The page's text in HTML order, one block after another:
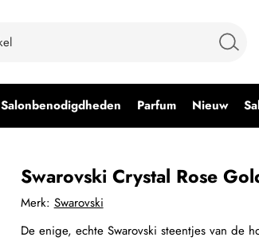
Salonbenodigdheden Parfum Nieuw
Swarovski Crystal Rose
Merk: Swarovski
De enige, echte Swarovski steentjes van de